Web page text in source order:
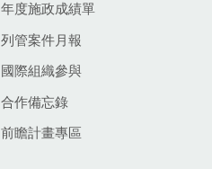
年度施政成績單
列管案件月報
國際組織參與
合作備忘錄
前瞻計畫專區